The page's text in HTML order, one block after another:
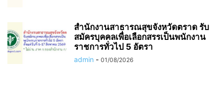
สำนักงานสาธารณสุขจังหวัดตราด รับ
สมัครบุคคลเพื่อเลือกสรรเป็นพนักงาน
ราชการทั่วไป 5 อัตรา
admin - 01/08/2026